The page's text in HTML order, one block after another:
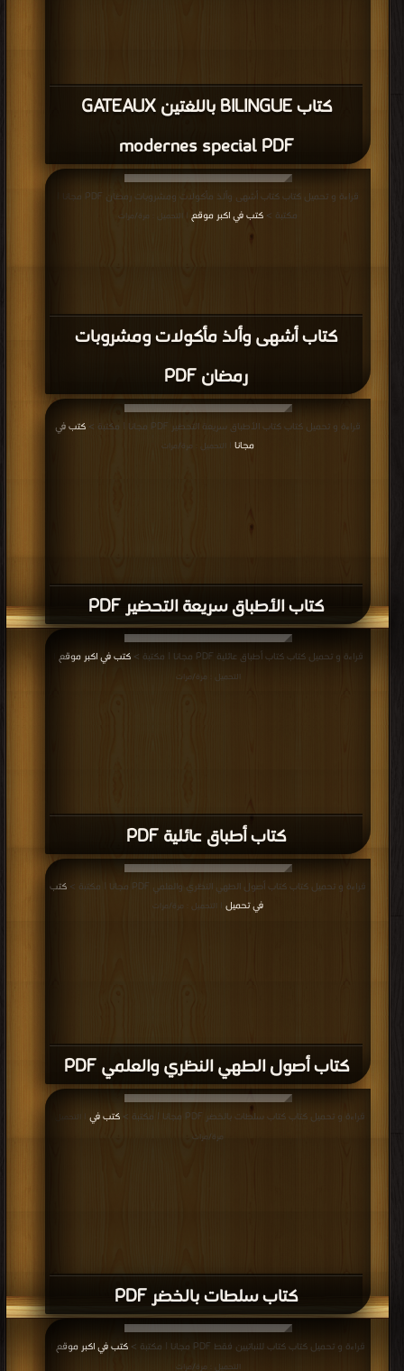
كتاب BILINGUE باللغتين GATEAUX
modernes special PDF
كتاب أشهى وألذ مأكولات ومشروبات
رمضان PDF
قراءة و تحميل كتاب كتاب أشهى وألذ مأكولات ومشروبات رمضان PDF مجانا |
مكتبة > كتب في اكبر موقع | التحميل : مرة/مرات
كتاب الأطباق سريعة التحضير PDF
قراءة و تحميل كتاب كتاب الأطباق سريعة التحضير PDF مجانا | مكتبة >
كتب في
مجانا | التحميل : مرة/مرات
كتاب أطباق عائلية PDF
قراءة و تحميل كتاب كتاب أطباق عائلية PDF مجانا | مكتبة > كتب في اكبر موقع
التحميل : مرة/مرات
كتاب أصول الطهي النظري والعلمي PDF
قراءة و تحميل كتاب كتاب أصول الطهي النظري والعلمي PDF مجانا | مكتبة >
كتب
في تحميل
| التحميل : مرة/مرات
كتاب سلطات بالخضر PDF
قراءة و تحميل كتاب كتاب سلطات بالخضر PDF مجانا | مكتبة > كتب في
| التحميل :
مرة/مرات
قراءة و تحميل كتاب كتاب للنباتيين فقط PDF مجانا | مكتبة > كتب في اكبر موقع
التحميل : مرة/مرات